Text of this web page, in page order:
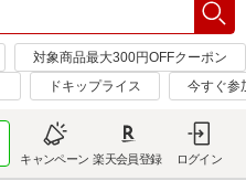
対象商品最大300円OFFクーポン
ドキップライス 今すぐ参
キャンペーン 楽天会員登録 ログイン